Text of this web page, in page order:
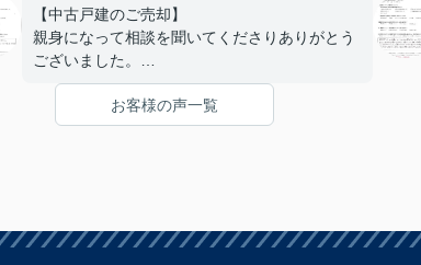
【中古戸建のご売却】
親身になって相談を聞いてくださりありがとう
ございました。
初めて売ることになり分からない事ばかりでし
たが安心してお任せできました。
お客様の声一覧